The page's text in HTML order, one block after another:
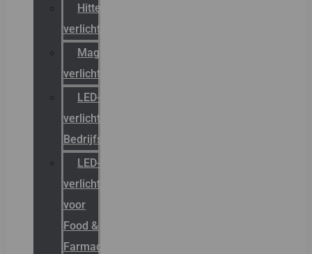
Hittebestendige
verlichting
Magazijn
verlichting
LED-
verlichting
Bedrijfshal
LED-
verlichting
voor
Food &
Farmacie